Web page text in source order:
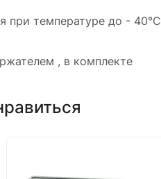
при температуре до - 40°C
, в комплекте